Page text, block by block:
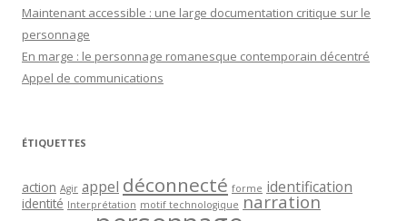
Maintenant accessible : une large documentation critique sur le
personnage
En marge : le personnage romanesque contemporain décentré
Appel de communications
ÉTIQUETTES
action Agir appel déconnecté forme identification
identité Interprétation motif technologique narration